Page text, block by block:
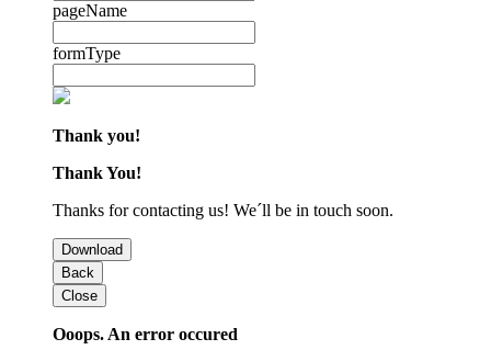
pageName
formType
Thank you!
Thank You!
Thanks for contacting us! We´ll be in touch soon.
Download
Back
Close
Ooops. An error occured